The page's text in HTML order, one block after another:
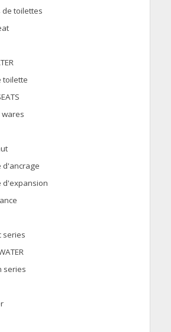
de toilettes
toilette
d'ancrage
d'expansion
series
series